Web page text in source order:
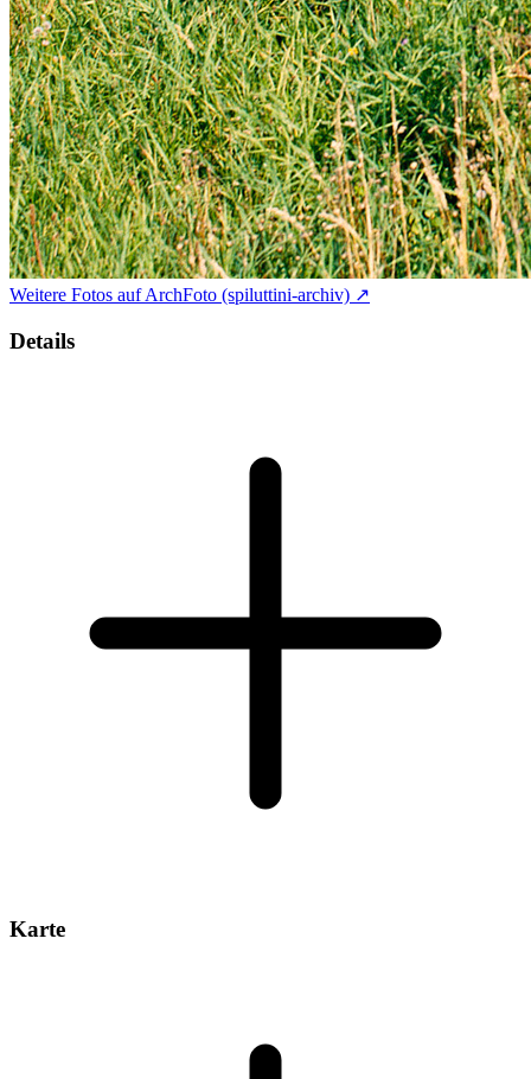
Weitere Fotos auf ArchFoto (spiluttini-archiv) ↗
Details
Karte